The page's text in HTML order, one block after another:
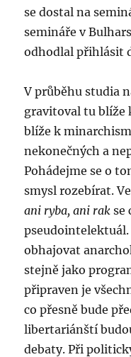
se dostal na
semináře v
odhodlal přihlásit
V průběhu studia
gravitoval tu blíže
blíže k
nekonečných a
Pohádejme se o
smysl rozebírat.
ani ryba, ani rak se
obhajovat
stejně jako
připraven je
co přesně bude
libertariánští
debaty. Při